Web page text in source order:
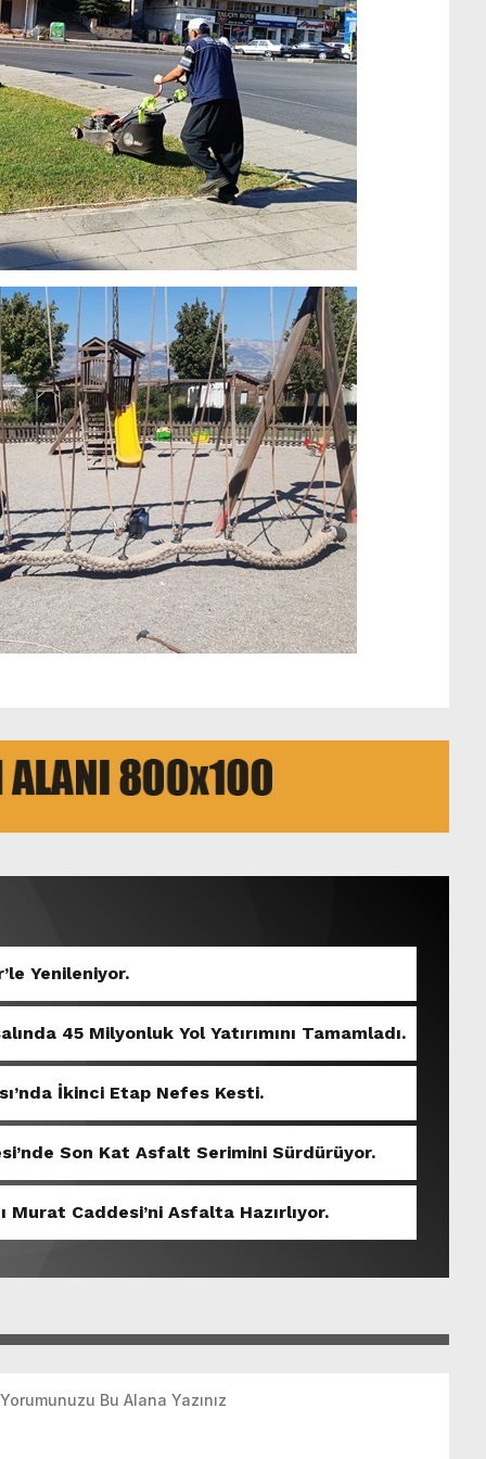
Yenileniyor.
45 Milyonluk Yol Yatırımını Tamamladı.
İkinci Etap Nefes Kesti.
Son Kat Asfalt Serimini Sürdürüyor.
Murat Caddesi’ni Asfalta Hazırlıyor.